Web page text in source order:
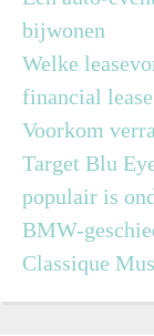
bijwonen
Welke
financial
Voorkom
Target Blu
populair is
BMW-
Classique